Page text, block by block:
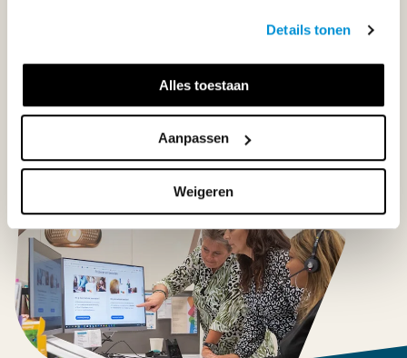
Details tonen
Alles toestaan
Aanpassen
Weigeren
Neem contact op